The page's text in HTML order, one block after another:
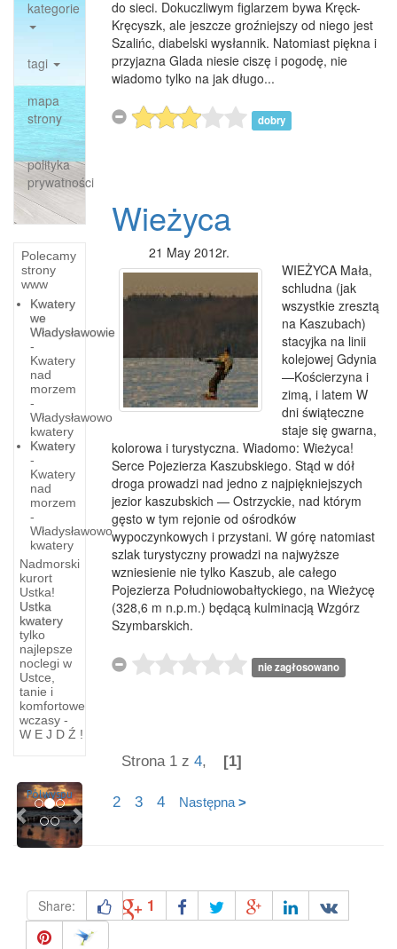
kategorie
tagi
mapa
strony
polityka
prywatności
Polecamy
strony
www
Kwatery
we
Władysławowie
-
Kwatery
nad
morzem
-
Władysławowo
kwatery
Kwatery
-
Kwatery
nad
morzem
-
Władysławowo
kwatery
Nadmorski
kurort
Ustka!
Ustka
kwatery
tylko
najlepsze
noclegi w
Ustce,
tanie i
komfortowe
wczasy -
W E J D Ź !
Hel
Na
północo-
wschód
od
dzisiejszego
gdzie
PreviousNext
do sieci. Dokuczliwym figlarzem bywa Kręck-
Kręcyszk, ale jeszcze groźniejszy od niego jest
Szalińc, diabelski wysłannik. Natomiast piękna i
przyjazna Glada niesie ciszę i pogodę, nie
wiadomo tylko na jak długo...
dobry
Wieżyca
21 May 2012r.
WIEŻYCA Mała,
schludna (jak
wszystkie zresztą
na Kaszubach)
stacyjka na linii
kolejowej Gdynia
—Kościerzyna i
zimą, i latem W
dni świąteczne
staje się gwarna,
kolorowa i turystyczna. Wiadomo: Wieżyca!
Serce Pojezierza Kaszubskiego. Stąd w dół
droga prowadzi nad jedno z najpiękniejszych
jezior kaszubskich — Ostrzyckie, nad którym
gęsto w tym rejonie od ośrodków
wypoczynkowych i przystani. W górę natomiast
szlak turystyczny prowadzi na najwyższe
wzniesienie nie tylko Kaszub, ale całego
Pojezierza Południowobałtyckiego, na Wieżycę
(328,6 m n.p.m.) będącą kulminacją Wzgórz
Szymbarskich.
nie zagłosowano
Strona 1 z 4, [1]
2 3 4 Następna>
Share: 1